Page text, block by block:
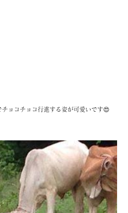
ョコチョコ行進する姿が可愛いです😍